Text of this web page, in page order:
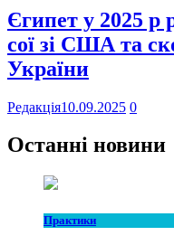
Єгипет у 2025 р
сої зі США та
України
Редакція10.09.2025 0
Останні новини
Практики